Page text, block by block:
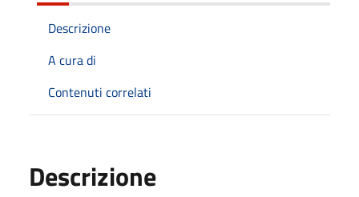
Descrizione
A cura di
Contenuti correlati
Descrizione